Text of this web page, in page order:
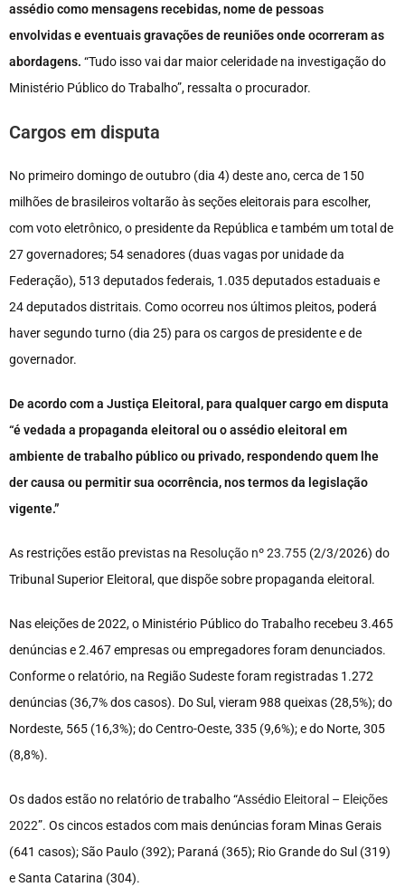
assédio como mensagens recebidas, nome de pessoas
envolvidas e eventuais gravações de reuniões onde ocorreram as
abordagens. “Tudo isso vai dar maior celeridade na investigação do
Ministério Público do Trabalho”, ressalta o procurador.
Cargos em disputa
No primeiro domingo de outubro (dia 4) deste ano, cerca de 150
milhões de brasileiros voltarão às seções eleitorais para escolher,
com voto eletrônico, o presidente da República e também um total de
27 governadores; 54 senadores (duas vagas por unidade da
Federação), 513 deputados federais, 1.035 deputados estaduais e
24 deputados distritais. Como ocorreu nos últimos pleitos, poderá
haver segundo turno (dia 25) para os cargos de presidente e de
governador.
De acordo com a Justiça Eleitoral, para qualquer cargo em disputa
“é vedada a propaganda eleitoral ou o assédio eleitoral em
ambiente de trabalho público ou privado, respondendo quem lhe
der causa ou permitir sua ocorrência, nos termos da legislação
vigente.”
As restrições estão previstas na Resolução nº 23.755 (2/3/2026) do
Tribunal Superior Eleitoral, que dispõe sobre propaganda eleitoral.
Nas eleições de 2022, o Ministério Público do Trabalho recebeu 3.465
denúncias e 2.467 empresas ou empregadores foram denunciados.
Conforme o relatório, na Região Sudeste foram registradas 1.272
denúncias (36,7% dos casos). Do Sul, vieram 988 queixas (28,5%); do
Nordeste, 565 (16,3%); do Centro-Oeste, 335 (9,6%); e do Norte, 305
(8,8%).
Os dados estão no relatório de trabalho “Assédio Eleitoral – Eleições
2022”. Os cincos estados com mais denúncias foram Minas Gerais
(641 casos); São Paulo (392); Paraná (365); Rio Grande do Sul (319)
e Santa Catarina (304).